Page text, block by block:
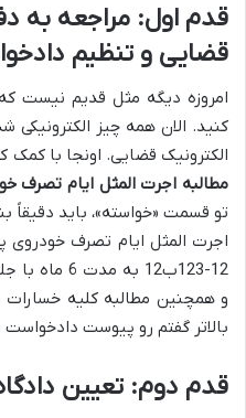
قدم اول: مراجعه به
قضایی و تنظیم
امروزه دیگه مثل قدیم نیست
کنید. الان همه چیز الکترونیکی
الکترونیک قضایی. اونجا با کمک
مطالبه اجرت المثل ایام تصرف
تو قسمت «خواسته»، باید دقیقاً
12-123ب12
و همچنین مطالبه کلیه
بالاتر گفتم رو پیوست
قدم دوم: تعیین